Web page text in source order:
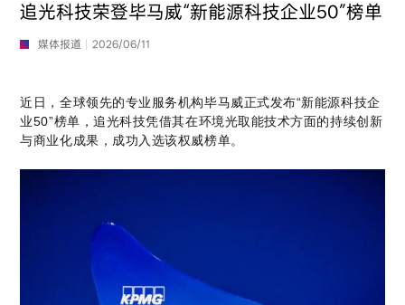
客户案例
追光故事
追光科技荣登毕马威“新能源科技企业50”榜单
媒体报道 2026/06/11
近日，全球领先的专业服务机构毕马威正式发布“新能源科技企
业50”榜单，追光科技凭借其在环境光取能技术方面的持续创新
与商业化成果，成功入选该权威榜单。